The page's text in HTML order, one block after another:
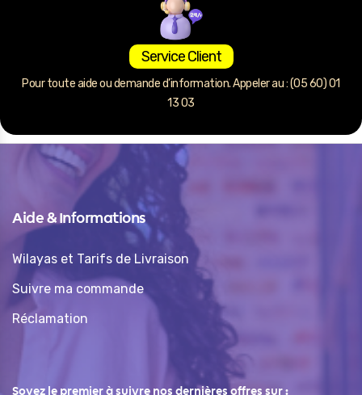
Service Client
Pour toute aide ou demande d’information. Appeler au : (05 60) 01
13 03
Aide & Informations
Wilayas et Tarifs de Livraison
Suivre ma commande
Réclamation
Soyez le premier à suivre nos dernières offres sur :